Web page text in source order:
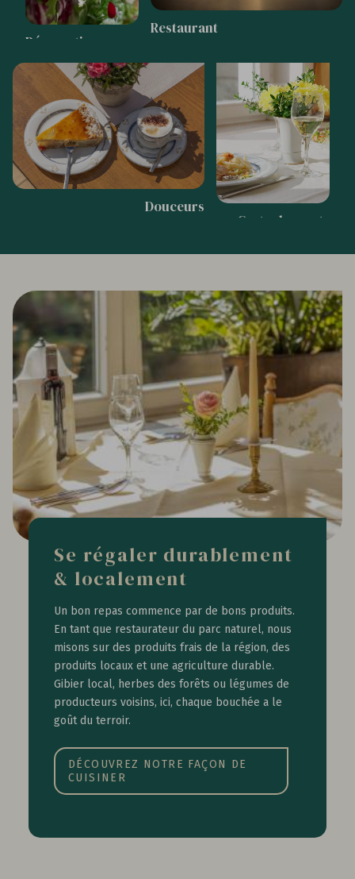
Réservation
Restaurant
Douceurs
Carte des mets
Se régaler durablement
& localement
Un bon repas commence par de bons produits.
En tant que restaurateur du parc naturel, nous
misons sur des produits frais de la région, des
produits locaux et une agriculture durable.
Gibier local, herbes des forêts ou légumes de
producteurs voisins, ici, chaque bouchée a le
goût du terroir.
DÉCOUVREZ NOTRE FAÇON DE
CUISINER